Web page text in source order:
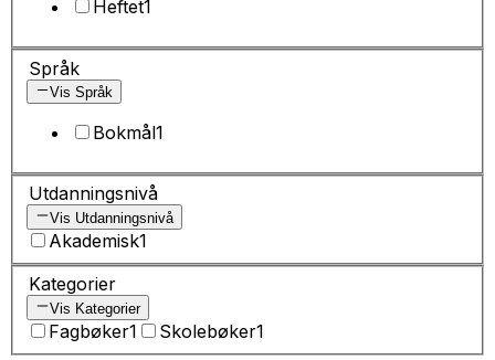
Heftet1
Språk
Vis Språk
Bokmål1
Utdanningsnivå
Vis Utdanningsnivå
Akademisk1
Kategorier
Vis Kategorier
Fagbøker1 Skolebøker1